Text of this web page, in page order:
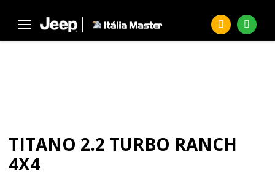
TITANO 2.2 TURBO RANCH
4X4